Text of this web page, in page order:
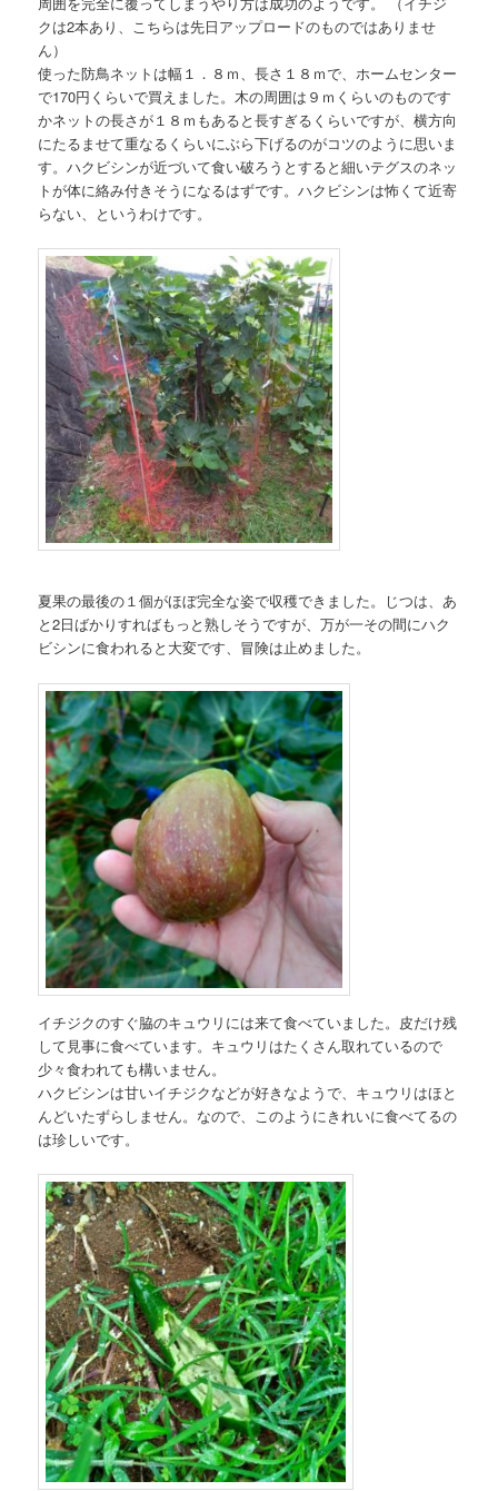
クは2本あり、こちらは先日アップロードのものではありませ
ん）
使った防鳥ネットは幅１．８ｍ、長さ１８ｍで、ホームセンター
で170円くらいで買えました。木の周囲は９ｍくらいのものです
かネットの長さが１８ｍもあると長すぎるくらいですが、横方向
にたるませて重なるくらいにぶら下げるのがコツのように思いま
す。ハクビシンが近づいて食い破ろうとすると細いテグスのネッ
トが体に絡み付きそうになるはずです。ハクビシンは怖くて近寄
らない、というわけです。
夏果の最後の１個がほぼ完全な姿で収穫できました。じつは、あ
と2日ばかりすればもっと熟しそうですが、万が一その間にハク
ビシンに食われると大変です、冒険は止めました。
イチジクのすぐ脇のキュウリには来て食べていました。皮だけ残
して見事に食べています。キュウリはたくさん取れているので
少々食われても構いません。
ハクビシンは甘いイチジクなどが好きなようで、キュウリはほと
んどいたずらしません。なので、このようにきれいに食べてるの
は珍しいです。